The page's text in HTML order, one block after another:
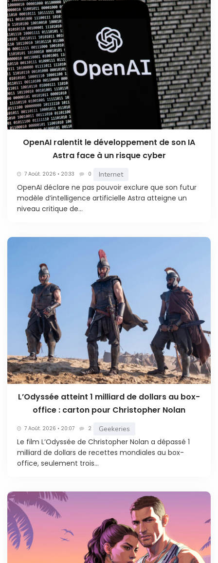
OpenAI ralentit le développement de son IA
Astra face à un risque cyber
7 Août. 2026 • 20:33 0 Internet
OpenAI déclare ne pas pouvoir exclure que son futur
modèle d’intelligence artificielle Astra atteigne un
niveau critique de...
L’Odyssée atteint 1 milliard de dollars au box-
office : carton pour Christopher Nolan
7 Août. 2026 • 20:07 2 Geekeries
Le film L’Odyssée de Christopher Nolan a dépassé 1
milliard de dollars de recettes mondiales au box-
office, seulement trois...